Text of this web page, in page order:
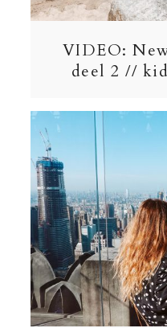
VIDEO:
deel 2 //